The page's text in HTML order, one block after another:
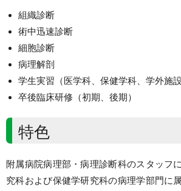
組織診断
術中迅速診断
細胞診断
病理解剖
学生実習（医学科、保健学科、学外施設
卒後臨床研修（初期、後期）
特色
附属病院病理部・病理診断科のスタッフ
究科および保健学研究科の病理学部門に